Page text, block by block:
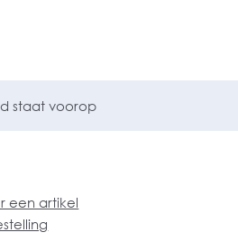
staat voorop
een artikel